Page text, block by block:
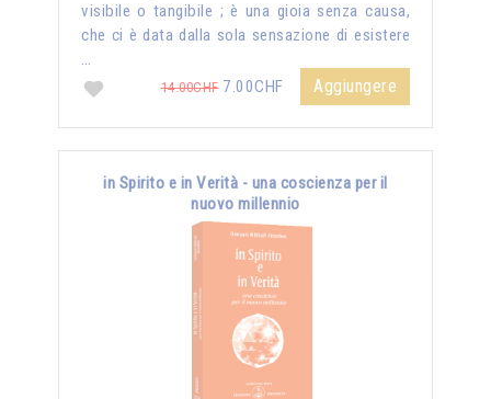
visibile o tangibile ; è una gioia senza causa,
che ci è data dalla sola sensazione di esistere
…
14.00CHF7.00CHF Aggiungere
in Spirito e in Verità - una coscienza per il
nuovo millennio